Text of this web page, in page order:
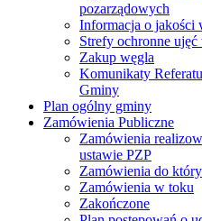
pozarządowych
Informacja o jakości
Strefy ochronne
Zakup węgla
Komunikaty
Gminy
Plan ogólny gminy
Zamówienia Publiczne
Zamówienia
ustawie PZP
Zamówienia do
Zamówienia w toku
Zakończone